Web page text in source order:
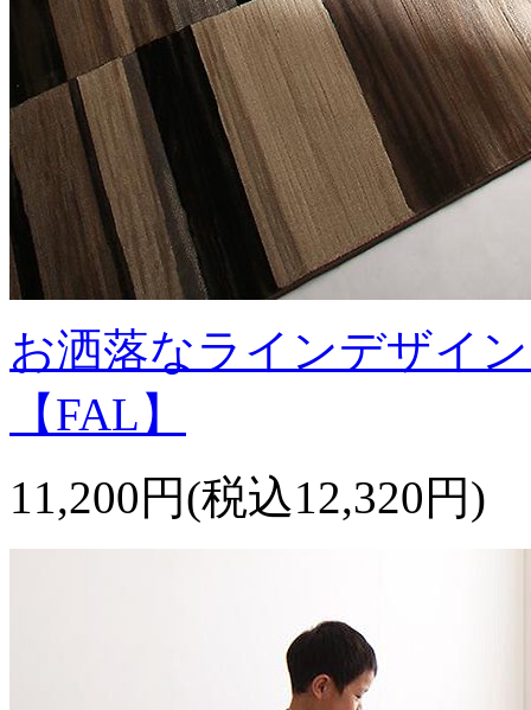
お洒落なラインデザイ
【FAL】
11,200円(税込12,320円)